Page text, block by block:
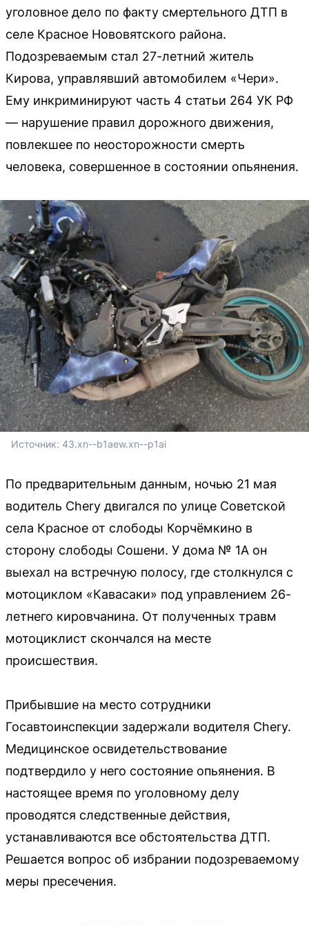
уголовное дело по факту смертельного ДТП в
селе Красное Нововятского района.
Подозреваемым стал 27-летний житель
Кирова, управлявший автомобилем «Чери».
Ему инкриминируют часть 4 статьи 264 УК РФ
— нарушение правил дорожного движения,
повлекшее по неосторожности смерть
человека, совершенное в состоянии опьянения.
Источник: 43.xn--b1aew.xn--p1ai
По предварительным данным, ночью 21 мая
водитель Chery двигался по улице Советской
села Красное от слободы Корчёмкино в
сторону слободы Сошени. У дома № 1А он
выехал на встречную полосу, где столкнулся с
мотоциклом «Кавасаки» под управлением 26-
летнего кировчанина. От полученных травм
мотоциклист скончался на месте
происшествия.
Прибывшие на место сотрудники
Госавтоинспекции задержали водителя Chery.
Медицинское освидетельствование
подтвердило у него состояние опьянения. В
настоящее время по уголовному делу
проводятся следственные действия,
устанавливаются все обстоятельства ДТП.
Решается вопрос об избрании подозреваемому
меры пресечения.